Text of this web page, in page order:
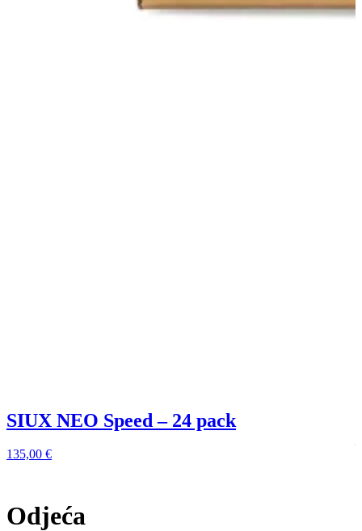
SIUX NEO Speed – 24 pack
135,00 €
Odjeća